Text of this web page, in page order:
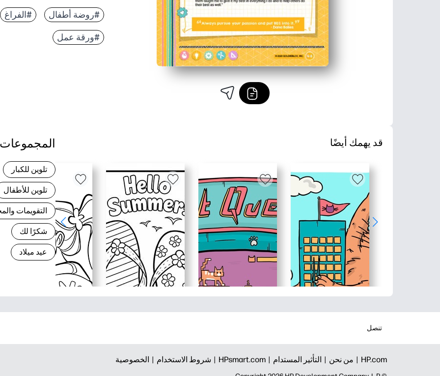
نموذج يحتذى به للمهندس
تعمل المطالبات السريعة
استخدمه في أي مكان -
#روضة أطفال #الفراغ
#ورقة عمل
قد يهمك أيضًا
تلوين للكبار
تلوين للأطفال
التقويمات
شكرًا لك
عيد ميلاد
تنصل
HP.com | من نحن | التأثير المستدام | HPsmart.com | شروط الاستخدام | الخصوصية